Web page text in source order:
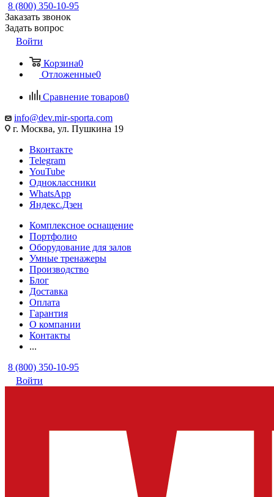
8 (800) 350-10-95
Заказать звонок
Задать вопрос
Войти
Корзина0
Отложенные0
Сравнение товаров0
info@dev.mir-sporta.com
г. Москва, ул. Пушкина 19
Вконтакте
Telegram
YouTube
Одноклассники
WhatsApp
Яндекс.Дзен
Комплексное оснащение
Портфолио
Оборудование для залов
Умные тренажеры
Производство
Блог
Доставка
Оплата
Гарантия
О компании
Контакты
...
8 (800) 350-10-95
Войти